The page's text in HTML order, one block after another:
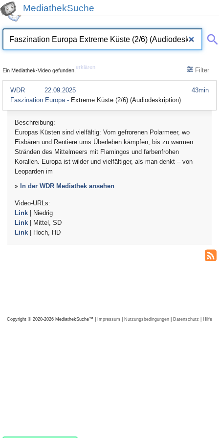
MediathekSuche
Ein Mediathek-Video gefunden.
erklären Filter
43min
WDR
22.09.2025
Faszination Europa - Extreme Küste (2/6) (Audiodeskription)
Beschreibung:
Europas Küsten sind vielfältig: Vom gefrorenen Polarmeer, wo
Eisbären und Rentiere ums Überleben kämpfen, bis zu warmen
Stränden des Mittelmeers mit Flamingos und farbenfrohen
Korallen. Europa ist wilder und vielfältiger, als man denkt – von
Leoparden im
» In der WDR Mediathek ansehen
Video-URLs:
Link | Niedrig
Link | Mittel, SD
Link | Hoch, HD
Copyright © 2020-2026 MediathekSuche™ | Impressum | Nutzungsbedingungen | Datenschutz | Hilfe